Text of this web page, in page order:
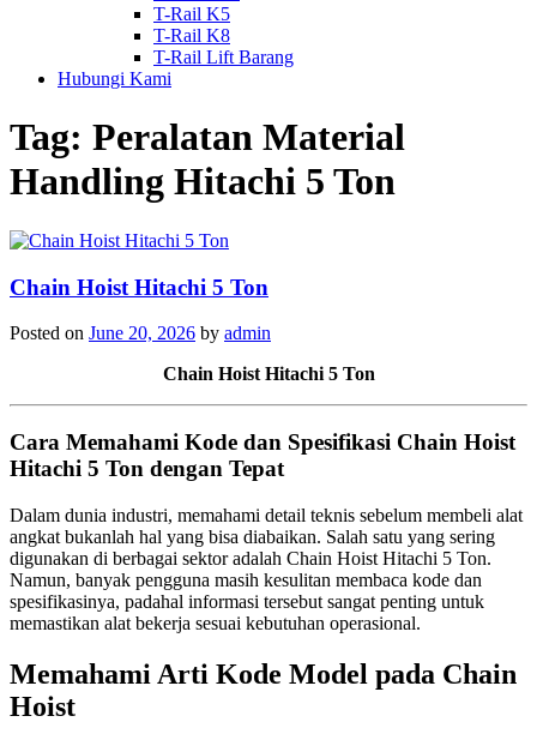
T-Rail K5
T-Rail K8
T-Rail Lift Barang
Hubungi Kami
Tag: Peralatan Material
Handling Hitachi 5 Ton
Chain Hoist Hitachi 5 Ton
Posted on June 20, 2026 by admin
Chain Hoist Hitachi 5 Ton
Cara Memahami Kode dan Spesifikasi Chain Hoist
Hitachi 5 Ton dengan Tepat
Dalam dunia industri, memahami detail teknis sebelum membeli alat
angkat bukanlah hal yang bisa diabaikan. Salah satu yang sering
digunakan di berbagai sektor adalah Chain Hoist Hitachi 5 Ton.
Namun, banyak pengguna masih kesulitan membaca kode dan
spesifikasinya, padahal informasi tersebut sangat penting untuk
memastikan alat bekerja sesuai kebutuhan operasional.
Memahami Arti Kode Model pada Chain
Hoist